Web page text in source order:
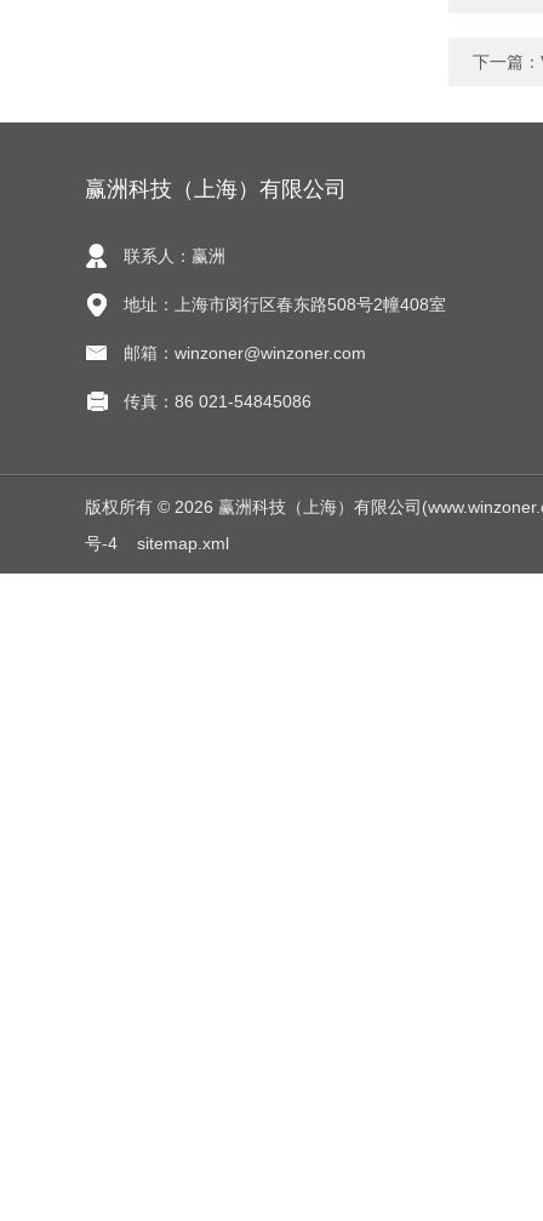
下一篇：
赢洲科技（上海）有限公司
联系人：赢洲
地址：上海市闵行区春东路508号2幢408室
邮箱：winzoner@winzoner.com
传真：86 021-54845086
版权所有 © 2026 赢洲科技（上海）有限公司
号-4
sitemap.xml